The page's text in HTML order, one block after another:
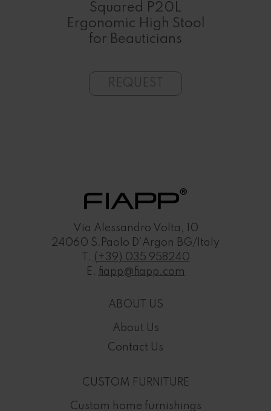
Squared P20L
Ergonomic High Stool
for Beauticians
REQUEST
Via Alessandro Volta, 10
24060 S.Paolo D’Argon BG/Italy
T. (+39) 035 958240
E. fiapp@fiapp.com
ABOUT US
About Us
Contact Us
CUSTOM FURNITURE
Custom home furnishings